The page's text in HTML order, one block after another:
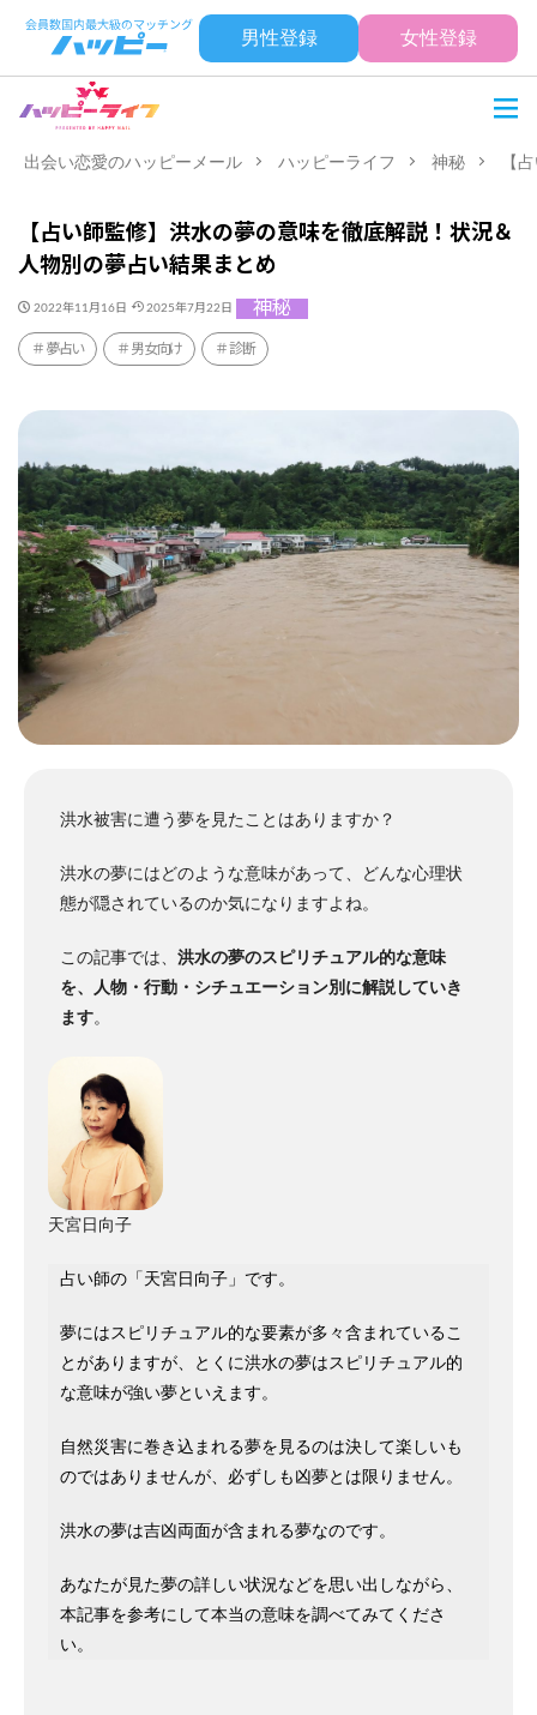
男性登録 女性登録
出会い恋愛のハッピーメール ハッピーライフ 神秘 【
【占い師監修】洪水の夢の意味を徹底解説！状況＆
人物別の夢占い結果まとめ
2022年11月16日 2025年7月22日 神秘
夢占い 男女向け 診断
洪水被害に遭う夢を見たことはありますか？
洪水の夢にはどのような意味があって、どんな心理状
態が隠されているのか気になりますよね。
この記事では、 洪水の夢のスピリチュアル的な意味
を、人物・行動・シチュエーション別に解説していき
ます。
天宮日向子
占い師の「天宮日向子」です。
夢にはスピリチュアル的な要素が多々含まれているこ
とがありますが、とくに洪水の夢はスピリチュアル的
な意味が強い夢といえます。
自然災害に巻き込まれる夢を見るのは決して楽しいも
のではありませんが、必ずしも凶夢とは限りません。
洪水の夢は吉凶両面が含まれる夢なのです。
あなたが見た夢の詳しい状況などを思い出しながら、
本記事を参考にして本当の意味を調べてみてくださ
い。